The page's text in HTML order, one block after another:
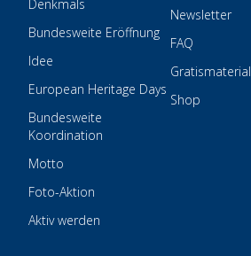
Denkmals
Bundesweite Eröffnung
Idee
European Heritage Days
Bundesweite
Koordination
Motto
Foto-Aktion
Aktiv werden
Newsletter
FAQ
Gratismaterial
Shop